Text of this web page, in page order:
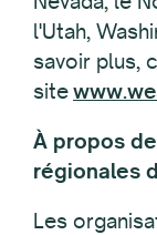
l'Utah,
savoir plus,
site
À propos
régionales
Les